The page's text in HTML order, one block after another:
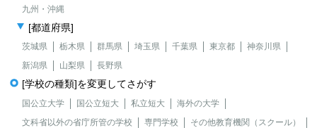
九州・沖縄
[都道府県]
茨城県 栃木県 群馬県 埼玉県 千葉県 東京都
神奈川県
新潟県
山梨県 長野県
[学校の種類]を変更してさがす
国公立大学 国公立短大 私立短大
海外の大学
文科省以外の省庁所管の学校
専門学校
その他教育機関（スクール）